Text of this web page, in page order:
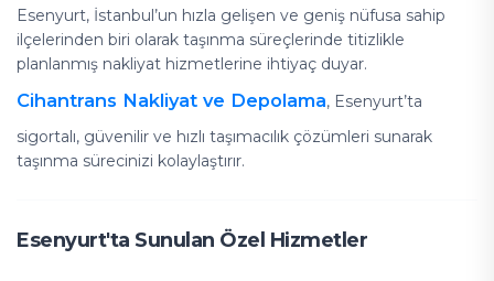
Esenyurt, İstanbul’un hızla gelişen ve geniş nüfusa sahip
ilçelerinden biri olarak taşınma süreçlerinde titizlikle
planlanmış nakliyat hizmetlerine ihtiyaç duyar.
Cihantrans Nakliyat ve Depolama, Esenyurt’ta
sigortalı, güvenilir ve hızlı taşımacılık çözümleri sunarak
taşınma sürecinizi kolaylaştırır.
Esenyurt'ta Sunulan Özel Hizmetler